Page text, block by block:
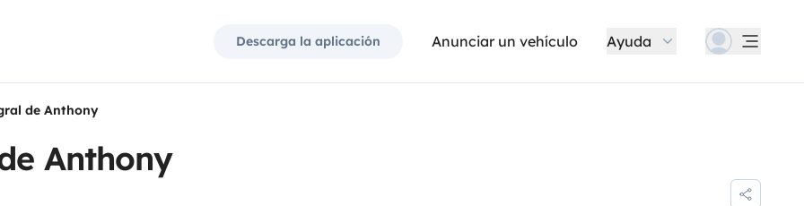
Descarga la aplicación Anunciar un vehículo Ayuda
de Anthony
Anthony